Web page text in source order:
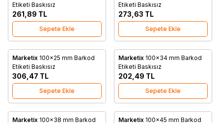
Favorilere Ekle
Etiketi Baskısız
261,89 TL
Sepete Ekle
Favorilere Ekle
Etiketi Baskısız
273,63 TL
Sepete Ekle
Favorilere Ekle
Marketix 100x25 mm Barkod
Etiketi Baskısız
306,47 TL
Sepete Ekle
Favorilere Ekle
Marketix 100x34 mm Barkod
Etiketi Baskısız
202,49 TL
Sepete Ekle
Marketix 100x38 mm Barkod Marketix 100x45 mm Barkod